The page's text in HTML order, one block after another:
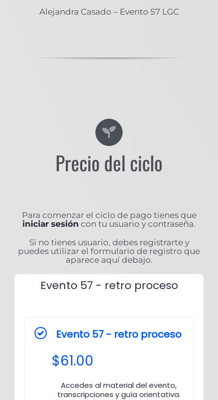
Alejandra Casado – Evento 57 LGC
Precio del ciclo
Para comenzar el ciclo de pago tienes que
iniciar sesión con tu usuario y contraseña.
Si no tienes usuario, debes registrarte y
puedes utilizar el formulario de registro que
aparece aquí debajo.
Evento 57 - retro proceso
Evento 57 - retro proceso
$61.00
Accedes al material del evento,
transcripciones y guía orientativa.